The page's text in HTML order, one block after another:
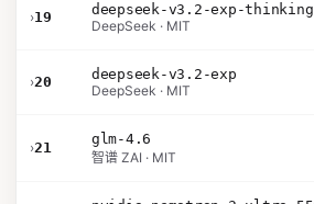
›19
deepseek-v3.2-exp-thinking
DeepSeek · MIT
›20
deepseek-v3.2-exp
DeepSeek · MIT
›21
glm-4.6
智谱 ZAI · MIT